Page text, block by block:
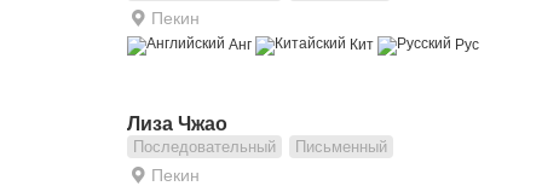
Пекин
Анг Кит Рус
Лиза Чжао
Последовательный Письменный
Пекин